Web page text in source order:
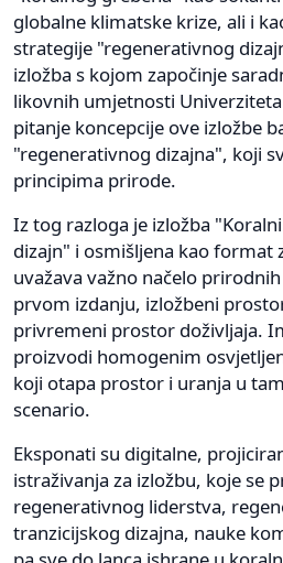
globalne klimatske krize, ali i
strategije "regenerativnog
izložba s kojom započinje
likovnih umjetnosti
pitanje koncepcije ove izložbe
"regenerativnog dizajna", koji
principima prirode.
Iz tog razloga je izložba
dizajn" i osmišljena kao format
uvažava važno načelo
prvom izdanju, izložbeni
privremeni prostor doživljaja.
proizvodi homogenim
koji otapa prostor i uranja u
scenario.
Eksponati su digitalne,
istraživanja za izložbu, koje se
regenerativnog liderstva,
tranzicijskog dizajna, nauke